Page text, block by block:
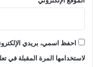
احفظ اسمي، بريدي
لاستخدامها المرة المقبلة في